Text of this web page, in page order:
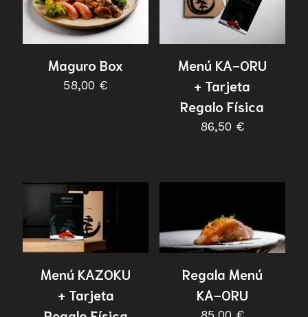
Maguro Box
58,00 €
Menú KA-ORU
+ Tarjeta
Regalo Física
86,50 €
Menú KAZOKU
+ Tarjeta
Regala Menú
KA-ORU